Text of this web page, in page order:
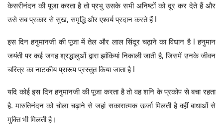
केसरीनंदन की पूजा करता है तो प्रभु उसके सभी अनिष्टों को दूर कर देते हैं और
उसे सब प्रकार से सुख, समृद्धि और एश्वर्य प्रदान करते हैं l
इस दिन हनुमानजी की पूजा में तेल और लाल सिंदूर चढ़ाने का विधान है l हनुमान
जयंती पर कई जगह श्रद्धालुओं द्वारा झांकियां निकाली जाती है, जिसमें उनके जीवन
चरित्र का नाटकीय प्रारूप प्रस्तुत किया जाता है l
यदि कोई इस दिन हनुमानजी की पूजा करता है तो वह शनि के प्रकोप से बचा रहता
है. मारुतिनंदन को चोला चढ़ाने से जहां सकारात्मक ऊर्जा मिलती है वहीं बाधाओं से
मुक्ति भी मिलती है।